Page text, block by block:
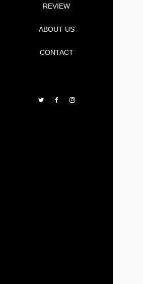
REVIEW
ABOUT US
CONTACT
TwitterFacebook